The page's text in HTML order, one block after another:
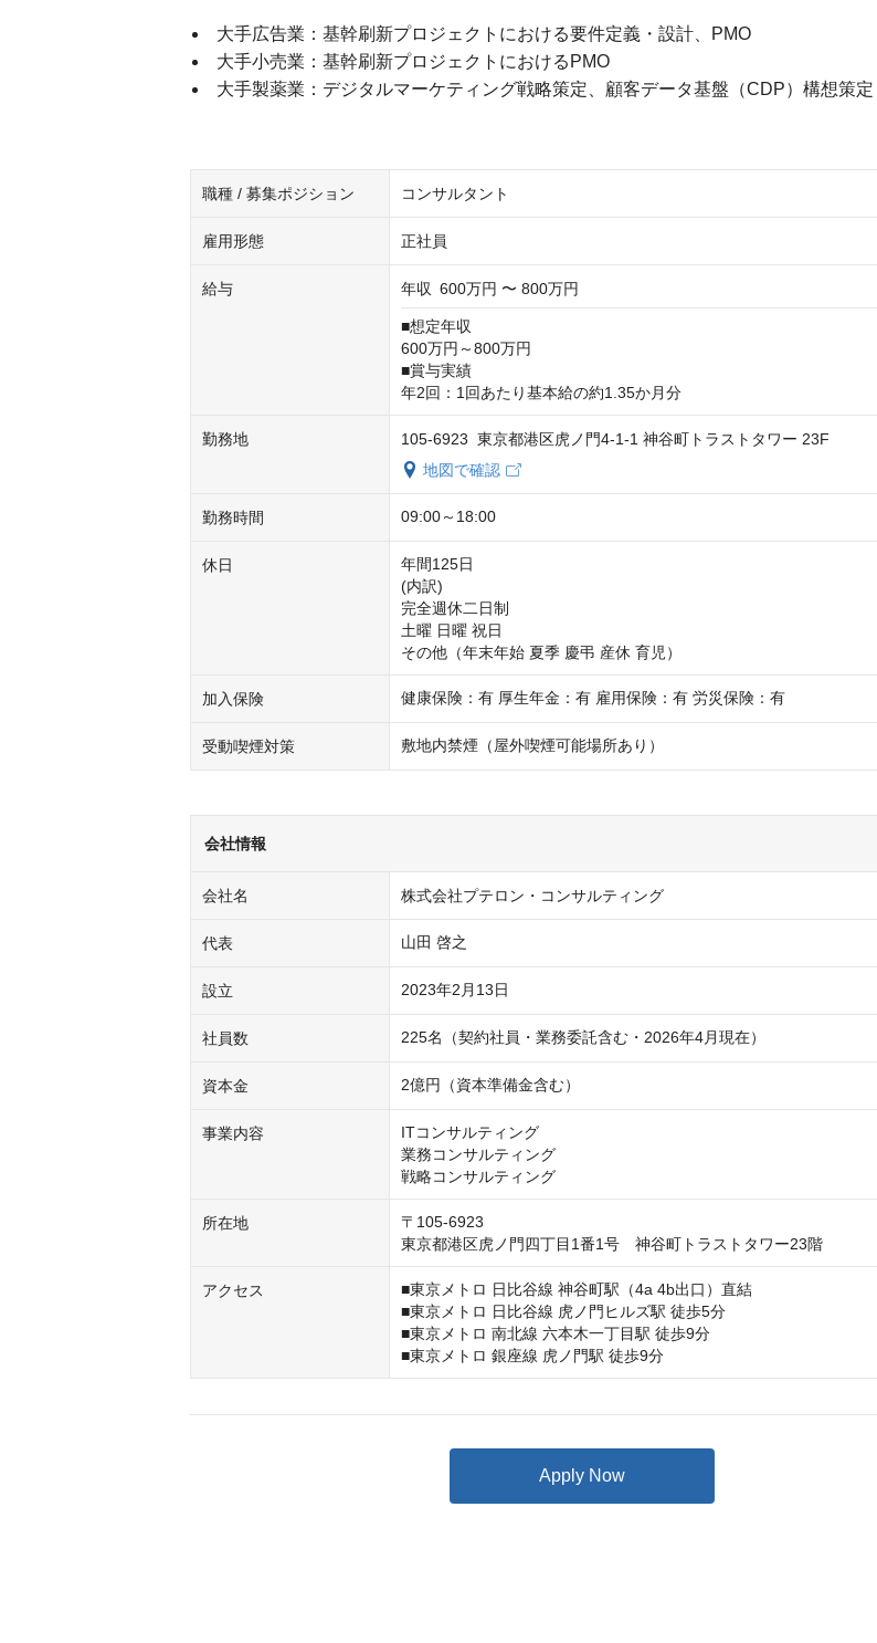
大手広告業：基幹刷新プロジェクトにおける要件定義・設計、PMO
大手小売業：基幹刷新プロジェクトにおけるPMO
大手製薬業：デジタルマーケティング戦略策定、顧客データ基盤（CDP）構想策
職種 / 募集ポジション コンサルタント
雇用形態 正社員
給与 年収 600万円 〜 800万円
■想定年収
600万円～800万円
■賞与実績
年2回：1回あたり基本給の約1.35か月分
勤務地
105-6923 東京都港区虎ノ門4-1-1 神谷町トラストタワー 23F
地図で確認
勤務時間 09:00～18:00
休日
年間125日
(内訳)
完全週休二日制
土曜 日曜 祝日
その他（年末年始 夏季 慶弔 産休 育児）
加入保険 健康保険：有 厚生年金：有 雇用保険：有 労災保険：有
受動喫煙対策 敷地内禁煙（屋外喫煙可能場所あり）
会社情報
会社名 株式会社プテロン・コンサルティング
代表 山田 啓之
設立 2023年2月13日
社員数
資本金 2億円（資本準備金含む）
事業内容
ITコンサルティング
業務コンサルティング
戦略コンサルティング
所在地
〒105-6923
東京都港区虎ノ門四丁目1番1号　神谷町トラストタワー23階
アクセス
■東京メトロ 日比谷線 神谷町駅（4a 4b出口）直結
■東京メトロ 日比谷線 虎ノ門ヒルズ駅 徒歩5分
■東京メトロ 南北線 六本木一丁目駅 徒歩9分
■東京メトロ 銀座線 虎ノ門駅 徒歩9分
Apply Now